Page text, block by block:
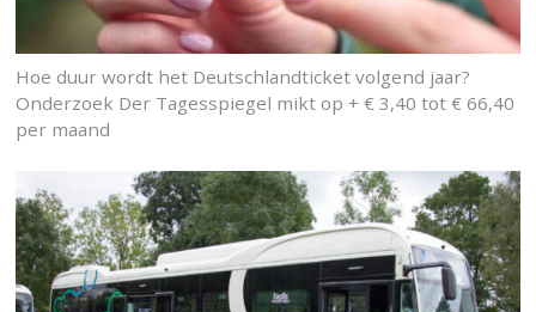
Hoe duur wordt het Deutschlandticket volgend jaar?
Onderzoek Der Tagesspiegel mikt op + € 3,40 tot € 66,40
per maand